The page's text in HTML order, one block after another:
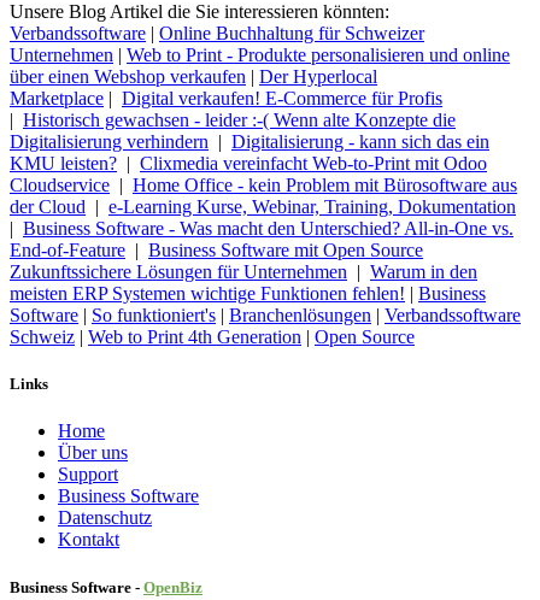
Unsere Blog Artikel die Sie interessieren könnten:
Verbandssoftware | Online Buchhaltung für Schweizer
Unternehmen | Web to Print - Produkte personalisieren und online
über einen Webshop verkaufen | Der Hyperlocal
Marketplace | Digital verkaufen! E-Commerce für Profis
| Historisch gewachsen - leider :-( Wenn alte Konzepte die
Digitalisierung verhindern | Digitalisierung - kann sich das ein
KMU leisten? | Clixmedia vereinfacht Web-to-Print mit Odoo
Cloudservice | Home Office - kein Problem mit Bürosoftware aus
der Cloud | e-Learning Kurse, Webinar, Training, Dokumentation
| Business Software - Was macht den Unterschied? All-in-One vs.
End-of-Feature | Business Software mit Open Source
Zukunftssichere Lösungen für Unternehmen | Warum in den
meisten ERP Systemen wichtige Funktionen fehlen! | Business
Software | So funktioniert's | Branchenlösungen | Verbandssoftware
Schweiz | Web to Print 4th Generation | Open Source
Links
Home
Über uns
Sup​port
Business Software
Datenschutz
Kontakt
Business Software - OpenBiz